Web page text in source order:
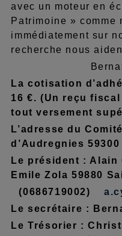
avec un moteur en
Patrimoine » comme
immédiatement sur
recherche nous
La cotisation
16 €. (Un reçu
tout versement
L’adresse du
d’Audregnies
Le président : Alain
Emile Zola 59880
(0686719002)
Le secrétaire :
Le Trésorier :